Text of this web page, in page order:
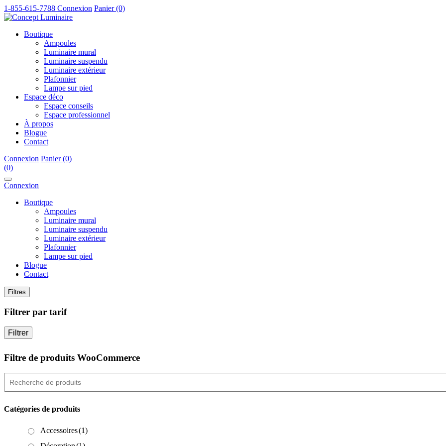
1-855-615-7788 Connexion Panier (0)
Boutique
Ampoules
Luminaire mural
Luminaire suspendu
Luminaire extérieur
Plafonnier
Lampe sur pied
Espace déco
Espace conseils
Espace professionnel
À propos
Blogue
Contact
Connexion Panier (0)
(0)
Connexion
Boutique
Ampoules
Luminaire mural
Luminaire suspendu
Luminaire extérieur
Plafonnier
Lampe sur pied
Blogue
Contact
Filtres
Filtrer par tarif
Filtrer
Filtre de produits WooCommerce
Catégories de produits
Accessoires(1)